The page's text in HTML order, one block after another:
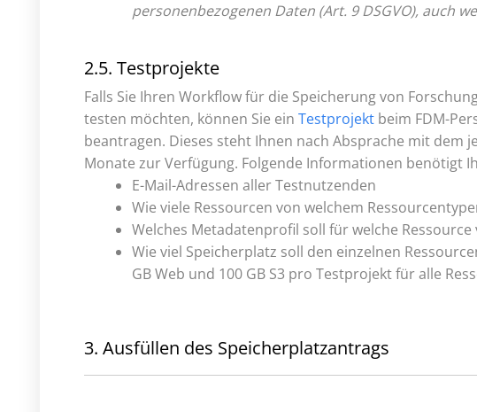
personenbezogenen Daten (Art. 9 DSGVO), auch
2.5. Testprojekte
Falls Sie Ihren Workflow für die Speicherung von
testen möchten, können Sie ein Testprojekt beim FDM-
beantragen. Dieses steht Ihnen nach Absprache mit dem
Monate zur Verfügung. Folgende Informationen benötigt
E-Mail-Adressen aller Testnutzenden
Wie viele Ressourcen von welchem
Welches Metadatenprofil soll für welche
Wie viel Speicherplatz soll den einzelnen
GB Web und 100 GB S3 pro Testprojekt für alle
3. Ausfüllen des Speicherplatzantrags